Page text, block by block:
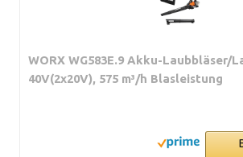
WORX WG583E.9 Akku-Laubbläser/
40V(2x20V), 575 m³/h Blasleistung